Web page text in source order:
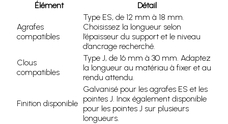
Élément Détail
Agrafes
compatibles
Type ES, de 12 mm à 18 mm.
Choisissez la longueur selon
l’épaisseur du support et le niveau
d’ancrage recherché.
Clous
compatibles
Type J, de 16 mm à 30 mm. Adaptez
la longueur au matériau à fixer et au
rendu attendu.
Finition disponible
Galvanisé pour les agrafes ES et les
pointes J. Inox également disponible
pour les pointes J sur plusieurs
longueurs.